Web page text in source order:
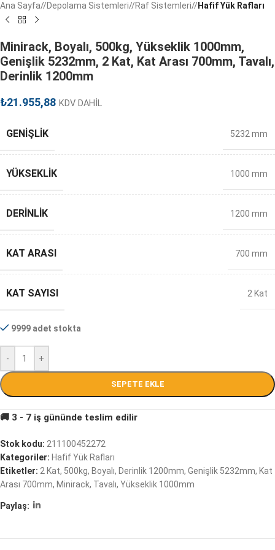
Ana Sayfa/ Depolama Sistemleri/ Raf Sistemleri/ Hafif Yük Rafları
Minirack, Boyalı, 500kg, Yükseklik 1000mm,
Genişlik 5232mm, 2 Kat, Kat Arası 700mm, Tavalı,
Derinlik 1200mm
₺21.955,88 KDV DAHİL
GENIŞLIK 5232 mm
YÜKSEKLIK 1000 mm
DERINLIK 1200 mm
KAT ARASI 700 mm
KAT SAYISI 2 Kat
9999 adet stokta
- +
SEPETE EKLE
Stok kodu: 211100452272
Kategoriler: Hafif Yük Rafları
Etiketler: 2 Kat, 500kg, Boyalı, Derinlik 1200mm, Genişlik 5232mm, Kat
Arası 700mm, Minirack, Tavalı, Yükseklik 1000mm
Paylaş: